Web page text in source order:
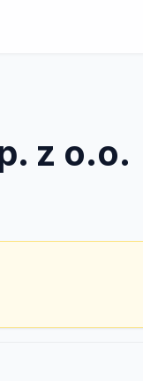
z o.o.